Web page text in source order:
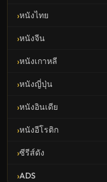
หนังไทย
หนังจีน
หนังเกาหลี
หนังญี่ปุ่น
หนังอินเดีย
หนังอีโรติก
ซีรีส์ดัง
ADS